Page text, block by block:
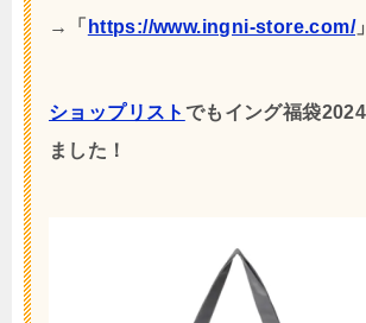
→「 https://www.ingni-store.com/」
ショップリスト でもイング福袋
ました！